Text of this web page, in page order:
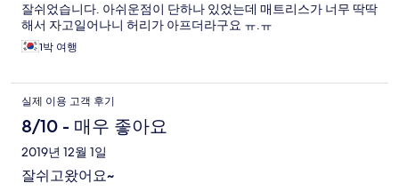
잘쉬었습니다. 아쉬운점이 단하나 있었는데 매트리스가 너무 딱딱
해서 자고일어나니 허리가 아프더라구요 ㅠ.ㅠ
1박 여행
실제 이용 고객 후기
8/10 - 매우 좋아요
2019년 12월 1일
잘쉬고왔어요~